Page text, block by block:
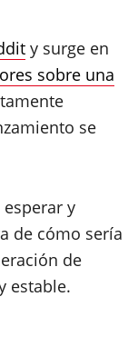
y surge en
sobre una
se
y
de cómo sería
de
estable.